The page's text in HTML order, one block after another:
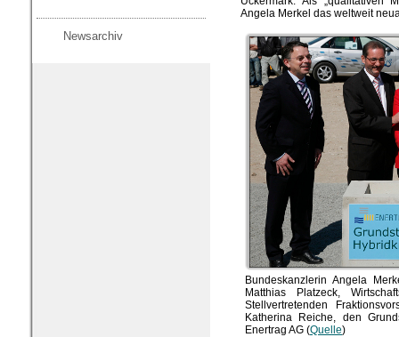
Newsarchiv
Angela Merkel das weltweit
Bundeskanzlerin Angela
Matthias Platzeck,
Stellvertretenden
Katherina Reiche, den
Enertrag AG (Quelle)